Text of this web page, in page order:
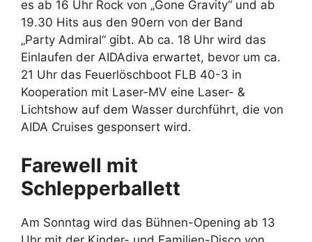
es ab 16 Uhr Rock von „Gone Gravity“ und ab
19.30 Hits aus den 90ern von der Band
„Party Admiral“ gibt. Ab ca. 18 Uhr wird das
Einlaufen der AIDAdiva erwartet, bevor um ca.
21 Uhr das Feuerlöschboot FLB 40-3 in
Kooperation mit Laser-MV eine Laser- &
Lichtshow auf dem Wasser durchführt, die von
AIDA Cruises gesponsert wird.
Farewell mit
Schlepperballett
Am Sonntag wird das Bühnen-Opening ab 13